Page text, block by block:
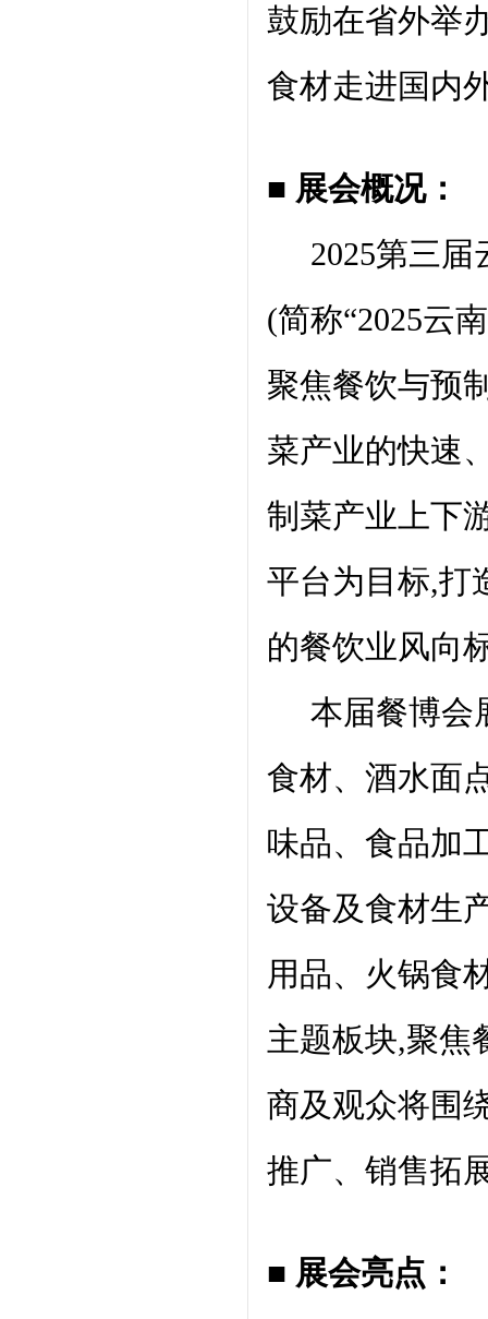
鼓励在省外举
食材走进国内
■ 展会概况：
2025第三届
(简称“2025云
聚焦餐饮与预
菜产业的快速
制菜产业上下
平台为目标,打
的餐饮业风向
本届餐博会
食材、酒水面
味品、食品加
设备及食材生
用品、火锅食
主题板块,聚焦
商及观众将围
推广、销售拓
■ 展会亮点：